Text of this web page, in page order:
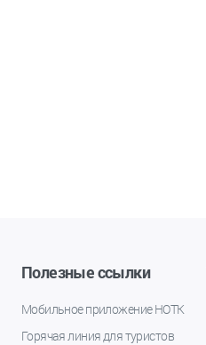
Полезные ссылки
Мобильное приложение НОТК
Горячая линия для туристов